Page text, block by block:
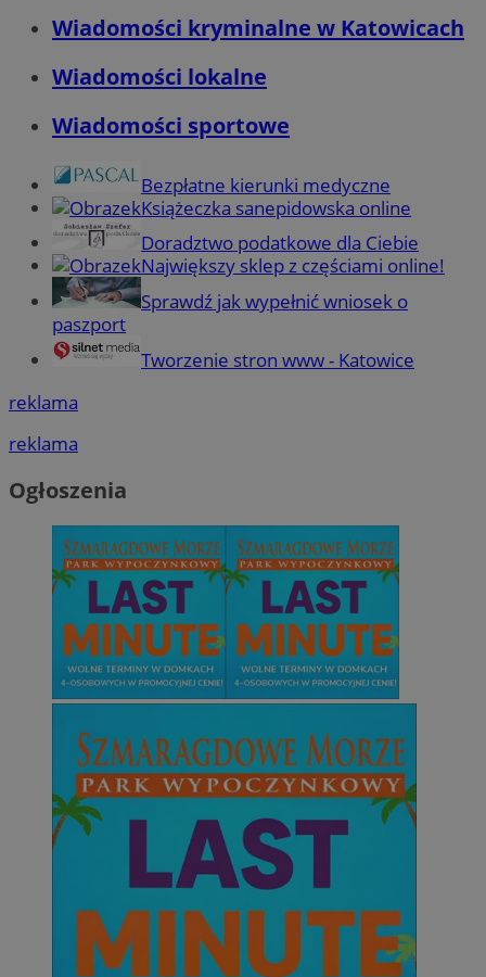
Wiadomości kryminalne w Katowicach
Wiadomości lokalne
Wiadomości sportowe
Bezpłatne kierunki medyczne
Książeczka sanepidowska online
Doradztwo podatkowe dla Ciebie
Największy sklep z częściami online!
Sprawdź jak wypełnić wniosek o
paszport
Tworzenie stron www - Katowice
reklama
reklama
Ogłoszenia